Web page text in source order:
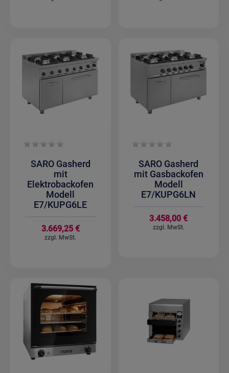
SARO Gasherd
mit
Elektrobackofen
Modell
E7/KUPG6LE
3.669,25 €
SARO Gasherd
mit Gasbackofen
Modell
E7/KUPG6LN
3.458,00 €